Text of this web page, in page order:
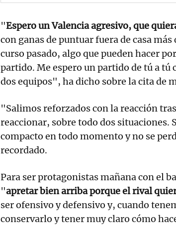
"Espero un Valencia agresivo, que
con ganas de puntuar fuera de casa
curso pasado, algo que pueden hacer
partido. Me espero un partido de tú a tú
dos equipos", ha dicho sobre la cita de
"Salimos reforzados con la reacción
reaccionar, sobre todo dos situaciones.
compacto en todo momento y no se
recordado.
Para ser protagonistas mañana con el
"apretar bien arriba porque el rival
ser ofensivo y defensivo y, cuando
conservarlo y tener muy claro cómo